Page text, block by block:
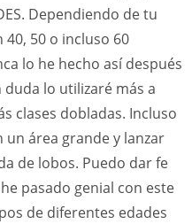
Dependiendo de tu
50 o incluso 60
lo he hecho así después
lo utilizaré más a
clases dobladas. Incluso
área grande y lanzar
de lobos. Puedo dar fe
pasado genial con este
de diferentes edades